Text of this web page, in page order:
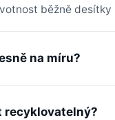
běžně desítky
na míru?
recyklovatelný?